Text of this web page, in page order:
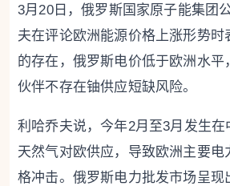
3月20日，俄罗斯国家原子能集团
夫在评论欧洲能源价格上涨形势时
的存在，俄罗斯电价低于欧洲水平
伙伴不存在铀供应短缺风险。
利哈乔夫说，今年2月至3月发生在
天然气对欧供应，导致欧洲主要电
格冲击。俄罗斯电力批发市场呈现